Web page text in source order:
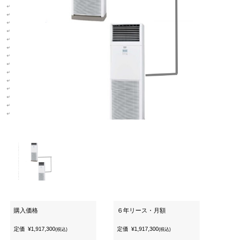
購入価格
定価 ¥1,917,300(税込)
６年リース・月額
定価 ¥1,917,300(税込)